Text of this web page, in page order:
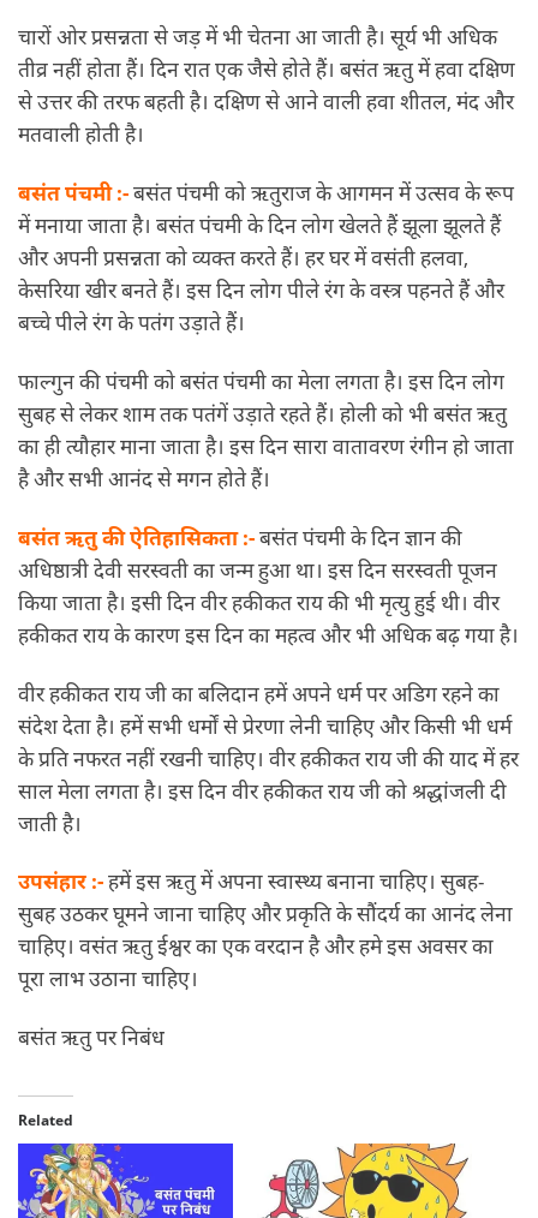
चारों ओर प्रसन्नता से जड़ में भी चेतना आ जाती है। सूर्य भी अधिक
तीव्र नहीं होता हैं। दिन रात एक जैसे होते हैं। बसंत ऋतु में हवा दक्षिण
से उत्तर की तरफ बहती है। दक्षिण से आने वाली हवा शीतल, मंद और
मतवाली होती है।
बसंत पंचमी :-बसंत पंचमी को ऋतुराज के आगमन में उत्सव के रूप
में मनाया जाता है। बसंत पंचमी के दिन लोग खेलते हैं झूला झूलते हैं
और अपनी प्रसन्नता को व्यक्त करते हैं। हर घर में वसंती हलवा,
केसरिया खीर बनते हैं। इस दिन लोग पीले रंग के वस्त्र पहनते हैं और
बच्चे पीले रंग के पतंग उड़ाते हैं।
फाल्गुन की पंचमी को बसंत पंचमी का मेला लगता है। इस दिन लोग
सुबह से लेकर शाम तक पतंगें उड़ाते रहते हैं। होली को भी बसंत ऋतु
का ही त्यौहार माना जाता है। इस दिन सारा वातावरण रंगीन हो जाता
है और सभी आनंद से मगन होते हैं।
बसंत ऋतु की ऐतिहासिकता :-बसंत पंचमी के दिन ज्ञान की
अधिष्ठात्री देवी सरस्वती का जन्म हुआ था। इस दिन सरस्वती पूजन
किया जाता है। इसी दिन वीर हकीकत राय की भी मृत्यु हुई थी। वीर
हकीकत राय के कारण इस दिन का महत्व और भी अधिक बढ़ गया है।
वीर हकीकत राय जी का बलिदान हमें अपने धर्म पर अडिग रहने का
संदेश देता है। हमें सभी धर्मों से प्रेरणा लेनी चाहिए और किसी भी धर्म
के प्रति नफरत नहीं रखनी चाहिए। वीर हकीकत राय जी की याद में हर
साल मेला लगता है। इस दिन वीर हकीकत राय जी को श्रद्धांजली दी
जाती है।
उपसंहार :-हमें इस ऋतु में अपना स्वास्थ्य बनाना चाहिए। सुबह-
सुबह उठकर घूमने जाना चाहिए और प्रकृति के सौंदर्य का आनंद लेना
चाहिए। वसंत ऋतु ईश्वर का एक वरदान है और हमे इस अवसर का
पूरा लाभ उठाना चाहिए।
बसंत ऋतु पर निबंध
Related